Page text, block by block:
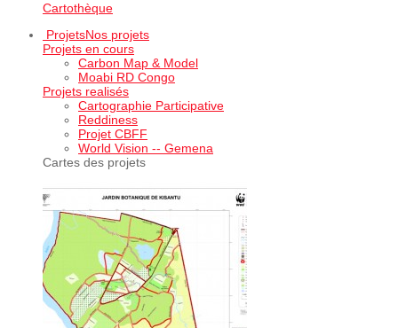
Cartothèque
ProjetsNos projets
Projets en cours
Carbon Map & Model
Moabi RD Congo
Projets realisés
Cartographie Participative
Reddiness
Projet CBFF
World Vision -- Gemena
Cartes des projets